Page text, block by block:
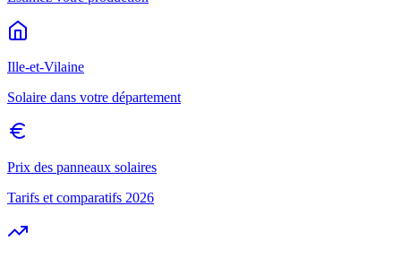
Ille-et-Vilaine
Solaire dans votre département
Prix des panneaux solaires
Tarifs et comparatifs 2026